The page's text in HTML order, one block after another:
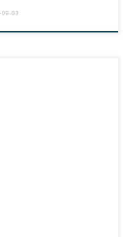
09-03